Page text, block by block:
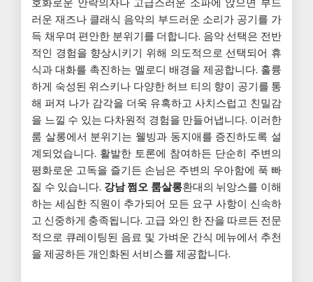
러운 재즈나 클래식 음악의 부드러운 소리가 공기를 가
득 채우며 편안한 분위기를 더합니다. 음악 선택은 전반
적인 경험을 향상시키기 위해 의도적으로 선택되어 휴
식과 대화를 촉진하는 멜로디 배경을 제공합니다. 훌륭
하게 숙성된 위스키나 다양한 허브 티의 향이 공기를 통
해 퍼져 나가 감각을 더욱 유혹하고 사치스럽고 친밀감
을 느낄 수 있는 다차원적 경험을 만들어냅니다. 이러한
룸 살롱에서 분위기는 웰빙과 동지애를 증진하도록 설
계되었습니다. 활발한 토론에 참여하든 단순히 주변의
평화로운 고독을 즐기든 손님은 주변의 우아함에 푹 빠
질 수 있습니다. 강남 쩜오 룸살롱환대의 뉘앙스를 이해
하는 세심한 직원이 추가되어 모든 요구 사항이 신속하
고 신중하게 충족됩니다. 고급 와인 한 잔을 따르든 전문
적으로 큐레이팅된 음료 및 가벼운 간식 메뉴에서 추천
을 제공하든 개인화된 서비스를 제공합니다.